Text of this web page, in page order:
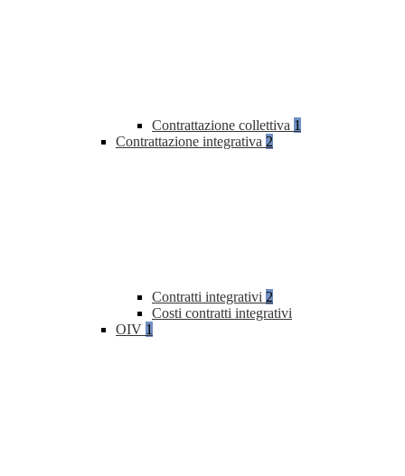
Contrattazione collettiva 1
Contrattazione integrativa 2
Contratti integrativi 2
Costi contratti integrativi
OIV 1